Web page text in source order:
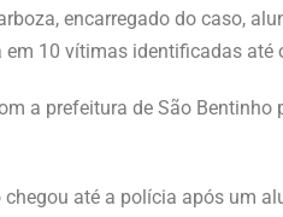
encarregado do caso,
10 vítimas identificadas até
a prefeitura de São
chegou até a polícia após um